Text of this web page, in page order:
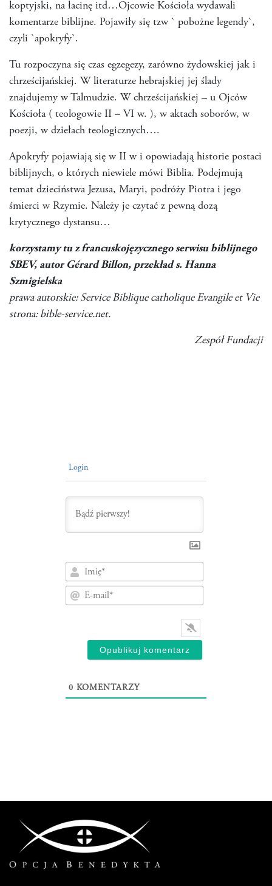
koptyjski, na łacinę itd…Ojcowie Kościoła wydawali
komentarze biblijne. Pojawiły się tzw ` pobożne legendy`,
czyli `apokryfy`.
Tu rozpoczyna się czas egzegezy, zarówno żydowskiej jak i
chrześcijańskiej. W literaturze hebrajskiej jej ślady
znajdujemy w Talmudzie. W chrześcijańskiej – u Ojców
Kościoła ( teologowie II – VI w. ), w aktach soborów, w
poezji, w dziełach teologicznych….
Apokryfy pojawiają się w II w i opowiadają historie postaci
biblijnych, o których niewiele mówi Biblia. Podejmują
temat dzieciństwa Jezusa, Maryi, podróży Piotra i jego
śmierci w Rzymie. Należy je czytać z pewną dozą
krytycznego dystansu…
korzystamy tu z francuskojęzycznego serwisu biblijnego
SBEV, autor Gérard Billon, przekład s. Hanna
Szmigielska
prawa autorskie: Service Biblique catholique Evangile et Vie
strona: bible-service.net.
Zespół Fundacji
Login
mail*
0 KOMENTARZY